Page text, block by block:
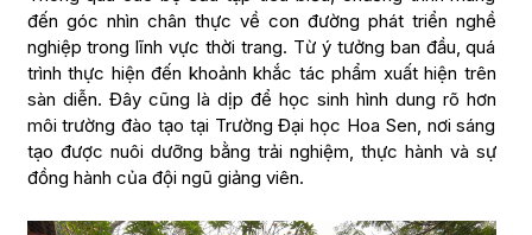
đến góc nhìn chân thực về con đường phát triển nghề
nghiệp trong lĩnh vực thời trang. Từ ý tưởng ban đầu, quá
trình thực hiện đến khoảnh khắc tác phẩm xuất hiện trên
sàn diễn. Đây cũng là dịp để học sinh hình dung rõ hơn
môi trường đào tạo tại Trường Đại học Hoa Sen, nơi sáng
tạo được nuôi dưỡng bằng trải nghiệm, thực hành và sự
đồng hành của đội ngũ giảng viên.